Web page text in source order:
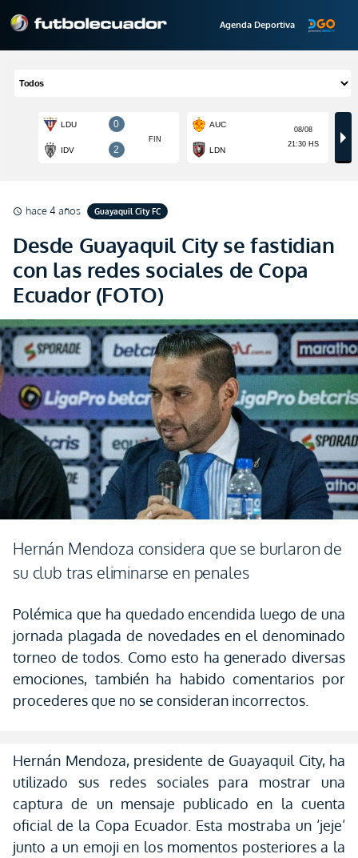
Agenda Deportiva
schedule hace 4 años Guayaquil City FC
Desde Guayaquil City se fastidian
con las redes sociales de Copa
Ecuador (FOTO)
Hernán Mendoza considera que se burlaron de
su club tras eliminarse en penales
Polémica que ha quedado encendida luego de una
jornada plagada de novedades en el denominado
torneo de todos. Como esto ha generado diversas
emociones, también ha habido comentarios por
procederes que no se consideran incorrectos.
Hernán Mendoza, presidente de Guayaquil City, ha
utilizado sus redes sociales para mostrar una
captura de un mensaje publicado en la cuenta
oficial de la Copa Ecuador. Esta mostraba un ‘jeje’
junto a un emoji en los momentos posteriores a la